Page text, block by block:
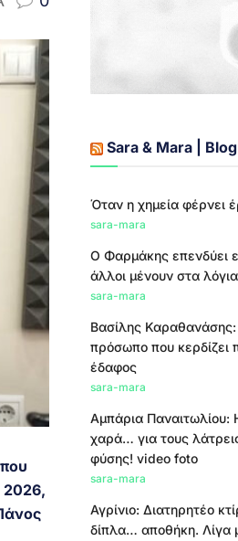
2026,
Sara & Mara | Blog
Όταν η χημεία φέρνει
sara-mara
Ο Φαρμάκης επενδύει
άλλοι μένουν στα λόγια
sara-mara
Βασίλης
πρόσωπο που κερδίζει
έδαφος
sara-mara
Αμπάρια Παναιτωλίου:
χαρά… για τους
φύσης! video foto
sara-mara
Αγρίνιο: Διατηρητέο
δίπλα… αποθήκη. Λίγα